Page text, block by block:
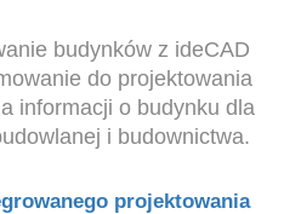
budynków z ideCAD
do projektowania
informacji o budynku dla
i budownictwa.
projektowania